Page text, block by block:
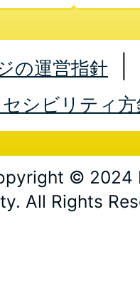
の運営指針
シビリティ方
© 2024
All Rights